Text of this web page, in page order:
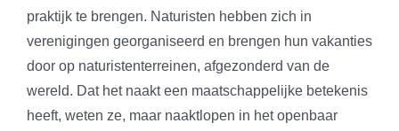
praktijk te brengen. Naturisten hebben zich in
verenigingen georganiseerd en brengen hun vakanties
door op naturistenterreinen, afgezonderd van de
wereld. Dat het naakt een maatschappelijke betekenis
heeft, weten ze, maar naaktlopen in het openbaar